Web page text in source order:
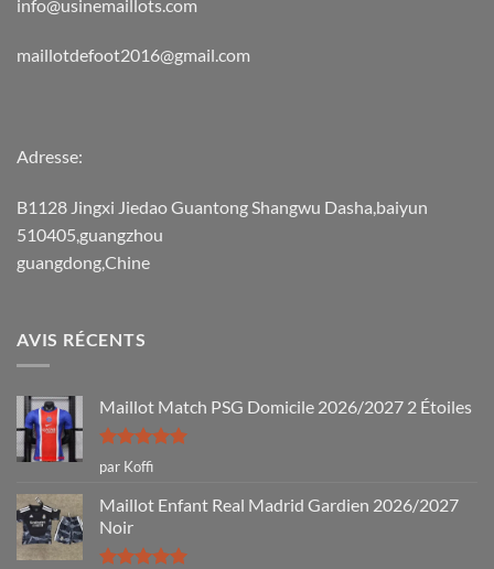
info@usinemaillots.com
maillotdefoot2016@gmail.com
Adresse:
B1128 Jingxi Jiedao Guantong Shangwu Dasha,baiyun
510405,guangzhou
guangdong,Chine
AVIS RÉCENTS
Maillot Match PSG Domicile 2026/2027 2 Étoiles
Note5sur
5
par Koffi
Maillot Enfant Real Madrid Gardien 2026/2027
Noir